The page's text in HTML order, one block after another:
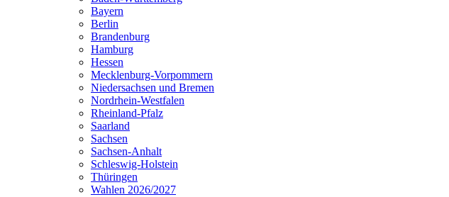
Bayern
Berlin
Brandenburg
Hamburg
Hessen
Mecklenburg-Vorpommern
Niedersachsen und Bremen
Nordrhein-Westfalen
Rheinland-Pfalz
Saarland
Sachsen
Sachsen-Anhalt
Schleswig-Holstein
Thüringen
Wahlen 2026/2027